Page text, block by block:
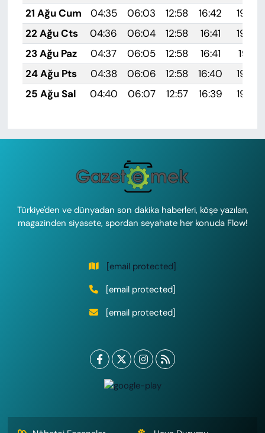
21 Ağu Cum
04:35 06:03 12:58 16:42
19:43
22 Ağu Cts
04:36 06:04 12:58 16:41
19:42
23 Ağu Paz
04:37 06:05 12:58 16:41
19:41
24 Ağu Pts
04:38 06:06 12:58 16:40
19:39
25 Ağu Sal
04:40 06:07 12:57 16:39 19:38
Türkiye'den ve dünyadan son dakika haberleri, köşe yazıları,
magazinden siyasete, spordan seyahate her konuda Flow!
[email protected]
[email protected]
[email protected]